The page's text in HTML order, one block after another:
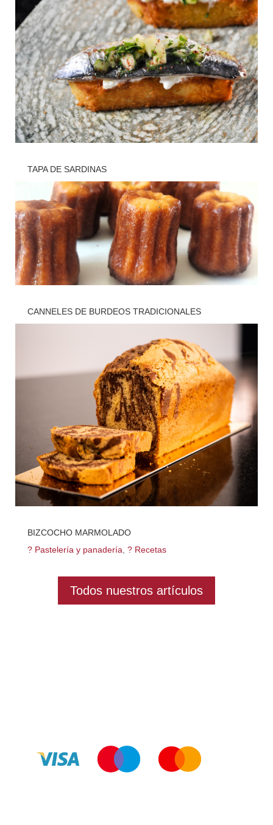
TAPA DE SARDINAS
? Cocina,? Recetas
CANNELES DE BURDEOS TRADICIONALES
BIZCOCHO MARMOLADO
? Pastelería y panadería ? Recetas
Todos nuestros artículos